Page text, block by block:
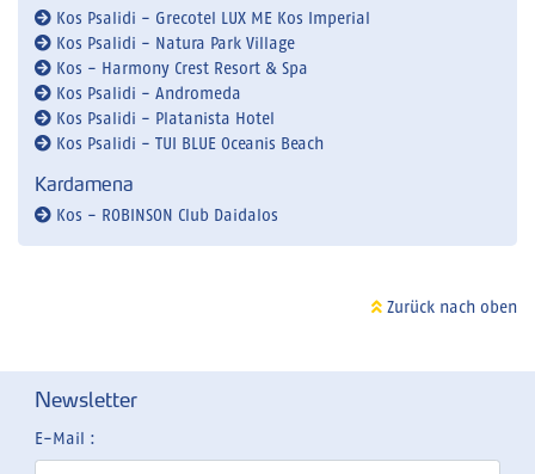
Kos Psalidi - Grecotel LUX ME Kos Imperial
Kos Psalidi - Natura Park Village
Kos - Harmony Crest Resort & Spa
Kos Psalidi - Andromeda
Kos Psalidi - Platanista Hotel
Kos Psalidi - TUI BLUE Oceanis Beach
Kardamena
Kos - ROBINSON Club Daidalos
Zurück nach oben
Newsletter
E-Mail :